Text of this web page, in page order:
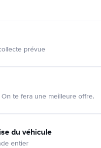
prévue
te fera une meilleure offre.
du véhicule
entier